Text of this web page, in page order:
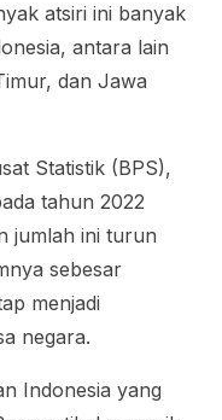
atsiri ini banyak
antara lain
dan Jawa
Statistik (BPS),
tahun 2022
jumlah ini turun
sebesar
menjadi
negara.
Indonesia yang